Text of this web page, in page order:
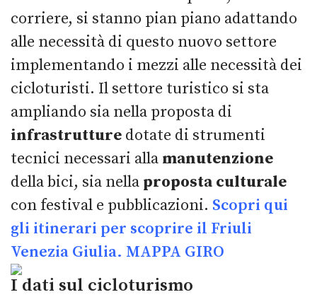
corriere, si stanno pian piano adattando
alle necessità di questo nuovo settore
implementando i mezzi alle necessità dei
cicloturisti. Il settore turistico si sta
ampliando sia nella proposta di
infrastrutture dotate di strumenti
tecnici necessari alla manutenzione
della bici, sia nella proposta culturale
con festival e pubblicazioni. Scopri qui
gli itinerari per scoprire il Friuli
Venezia Giulia. MAPPA GIRO
I dati sul cicloturismo